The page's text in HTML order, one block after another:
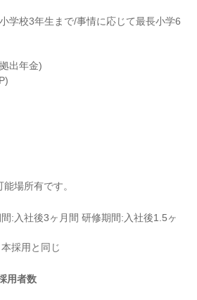
学校3年生まで/事情に応じて最長小学6
出年金)
場所有です。
:入社後3ヶ月間 研修期間:入社後1.5ヶ
用者数